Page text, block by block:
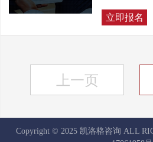
立即报名
上一页
Copyright © 2025 凯洛格咨询 ALL